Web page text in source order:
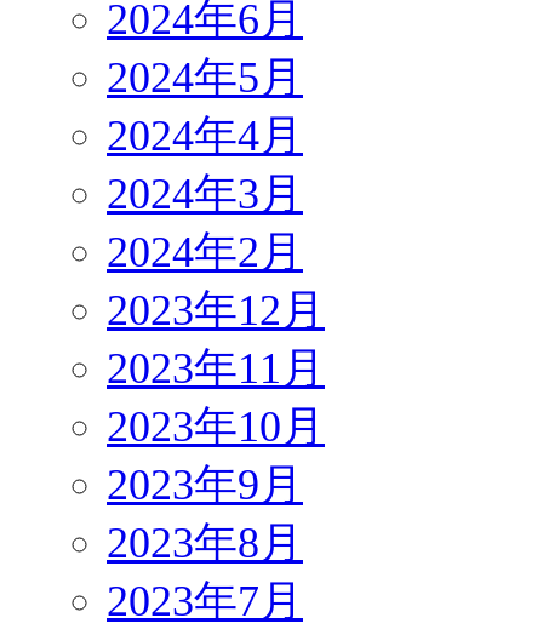
2024年6月
2024年5月
2024年4月
2024年3月
2024年2月
2023年12月
2023年11月
2023年10月
2023年9月
2023年8月
2023年7月